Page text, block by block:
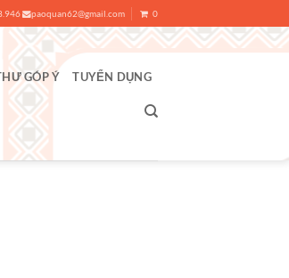
paoquan62@gmail.com 0
GÓP Ý TUYỂN DỤNG